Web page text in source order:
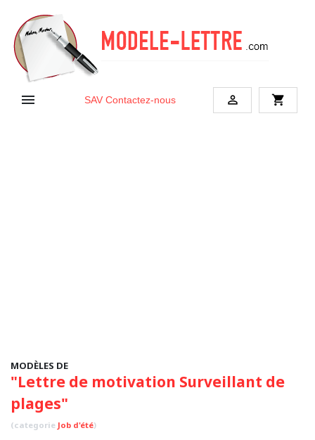
 SAV Contactez-nous  shopping_cart
MODÈLES DE
"Lettre de motivation Surveillant de
plages"
(categorie Job d'été)